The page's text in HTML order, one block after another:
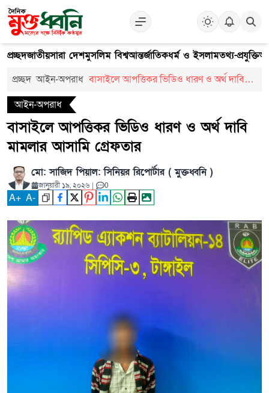
প্রচ্ছদজাতীয়সারা দেশমুসলিম বিশ্বআন্তর্জাতিকধর্ম ও ইসলামতথ্য-প্রযুক্তি
প্রচ্ছদ আইন-অপরাধ বাসাইলে আপত্তিকর ভিডিও ধারণ ও অর্থ দাবি
আইন-অপরাধ
বাসাইলে আপত্তিকর ভিডিও ধারণ ও অর্থ দাবি
মামলার আসামি গ্রেফতার
মো: সাজিদ পিয়াল: সিনিয়র রিপোর্টার ( মুক্তধ্বনি )
জানুয়ারী ১৯, ২০২৬ | 0
A+ A-